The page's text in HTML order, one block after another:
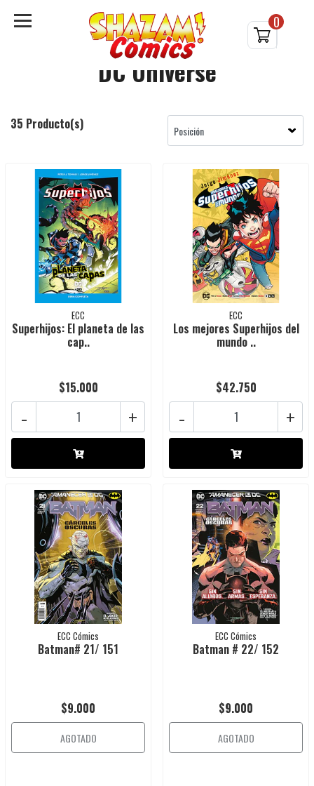
0
DC Universe
35 Producto(s)
ECC
Superhijos: El planeta de las
cap..
$15.000
+
-
ECC
Los mejores Superhijos del
mundo ..
$42.750
+
-
ECC Cómics
Batman# 21/ 151
$9.000
AGOTADO
ECC Cómics
Batman # 22/ 152
$9.000
AGOTADO